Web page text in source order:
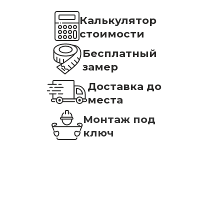
Калькулятор
стоимости
Бесплатный
замер
Доставка до
места
Монтаж под
ключ